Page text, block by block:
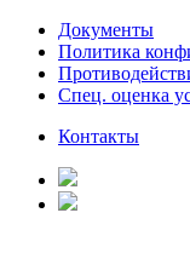
Документы
Политика
Спец. оценка
Контакты